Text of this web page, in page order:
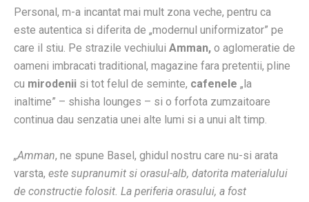
Personal, m-a incantat mai mult zona veche, pentru ca
este autentica si diferita de „modernul uniformizator” pe
care il stiu. Pe strazile vechiului Amman, o aglomeratie de
oameni imbracati traditional, magazine fara pretentii, pline
cu mirodenii si tot felul de seminte, cafenele „la
inaltime” – shisha lounges – si o forfota zumzaitoare
continua dau senzatia unei alte lumi si a unui alt timp.
„Amman, ne spune Basel, ghidul nostru care nu-si arata
varsta, este supranumit si orasul-alb, datorita materialului
de constructie folosit. La periferia orasului, a fost